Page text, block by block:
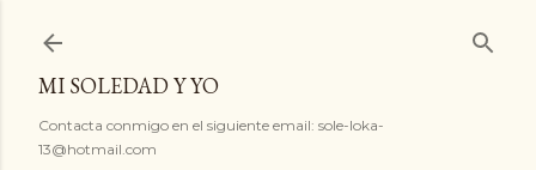
MI SOLEDAD Y YO
Contacta conmigo en el siguiente email: sole-loka-
13@hotmail.com